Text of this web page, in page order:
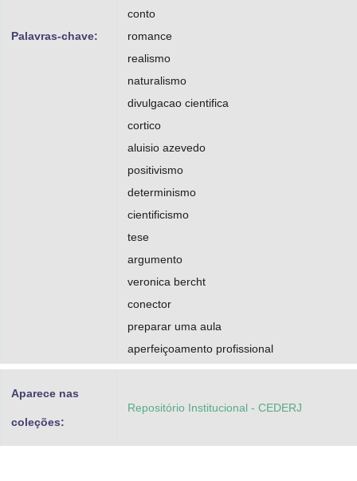
Palavras-chave:
conto
romance
realismo
naturalismo
divulgacao cientifica
cortico
aluisio azevedo
positivismo
determinismo
cientificismo
tese
argumento
veronica bercht
conector
preparar uma aula
aperfeiçoamento profissional
Aparece nas
coleções:
Repositório Institucional - CEDERJ